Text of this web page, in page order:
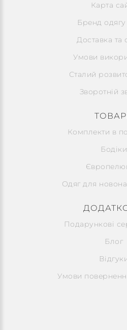
Карта
Бренд одягу
Доставка та
Умови
Сталий
Зворотній
Комплекти в
Бодіки
Одяг для
Подарункові
Блог
Умови